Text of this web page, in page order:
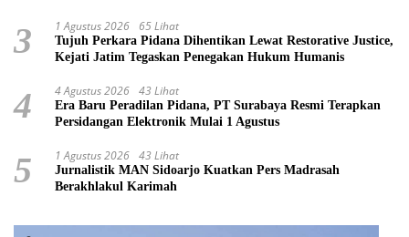
3 1 Agustus 2026 65 Lihat
Tujuh Perkara Pidana Dihentikan Lewat Restorative Justice,
Kejati Jatim Tegaskan Penegakan Hukum Humanis
4 4 Agustus 2026 43 Lihat
Era Baru Peradilan Pidana, PT Surabaya Resmi Terapkan
Persidangan Elektronik Mulai 1 Agustus
5 1 Agustus 2026 43 Lihat
Jurnalistik MAN Sidoarjo Kuatkan Pers Madrasah
Berakhlakul Karimah